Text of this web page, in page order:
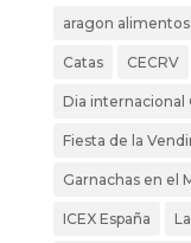
aragon alimentos
Catas CECRV
Dia internacional
Fiesta de la
Garnachas en el
ICEX España